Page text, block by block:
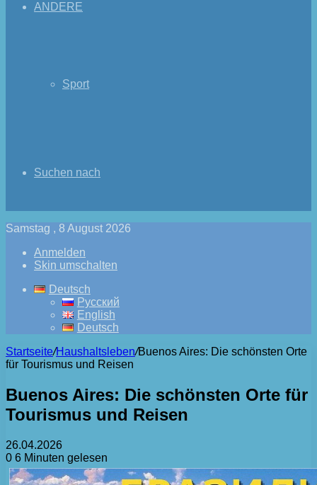
ANDERE
Sport
Suchen nach
Samstag , 8 August 2026
Anmelden
Skin umschalten
Deutsch
Русский
English
Deutsch
Startseite/Haushaltsleben/Buenos Aires: Die schönsten Orte
für Tourismus und Reisen
Buenos Aires: Die schönsten Orte für
Tourismus und Reisen
26.04.2026
0 6 Minuten gelesen